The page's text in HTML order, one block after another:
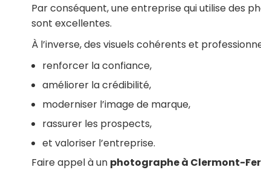
Par conséquent, une entreprise qui utilise des
sont excellentes.
À l’inverse, des visuels cohérents et
renforcer la confiance,
améliorer la crédibilité,
moderniser l’image de marque,
rassurer les prospects,
et valoriser l’entreprise.
Faire appel à un photographe à Clermont-